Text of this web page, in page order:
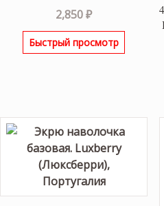
2,850₽
Быстрый просмотр